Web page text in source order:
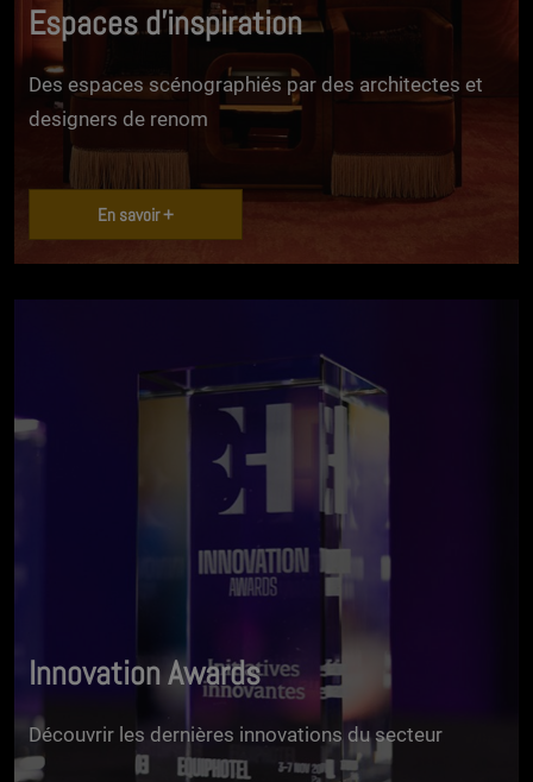
Espaces d'inspiration
Des espaces scénographiés par des architectes et
designers de renom
En savoir +
Innovation Awards
Découvrir les dernières innovations du secteur